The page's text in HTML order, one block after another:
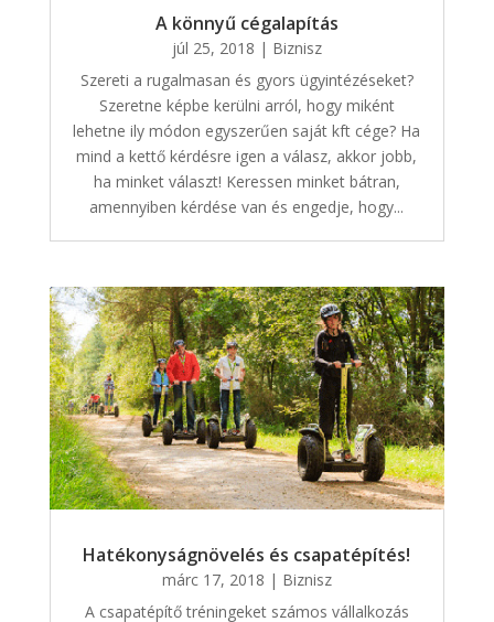
A könnyű cégalapítás
júl 25, 2018 | Biznisz
Szereti a rugalmasan és gyors ügyintézéseket?
Szeretne képbe kerülni arról, hogy miként
lehetne ily módon egyszerűen saját kft cége? Ha
mind a kettő kérdésre igen a válasz, akkor jobb,
ha minket választ! Keressen minket bátran,
amennyiben kérdése van és engedje, hogy...
Hatékonyságnövelés és csapatépítés!
márc 17, 2018 | Biznisz
A csapatépítő tréningeket számos vállalkozás